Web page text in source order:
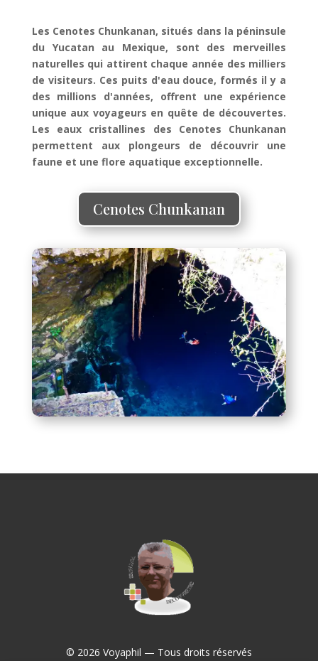
Les Cenotes Chunkanan, situés dans la péninsule
du Yucatan au Mexique, sont des merveilles
naturelles qui attirent chaque année des milliers
de visiteurs. Ces puits d'eau douce, formés il y a
des millions d'années, offrent une expérience
unique aux voyageurs en quête de découvertes.
Les eaux cristallines des Cenotes Chunkanan
permettent aux plongeurs de découvrir une
faune et une flore aquatique exceptionnelle.
Cenotes Chunkanan
© 2026 Voyaphil — Tous droits réservés